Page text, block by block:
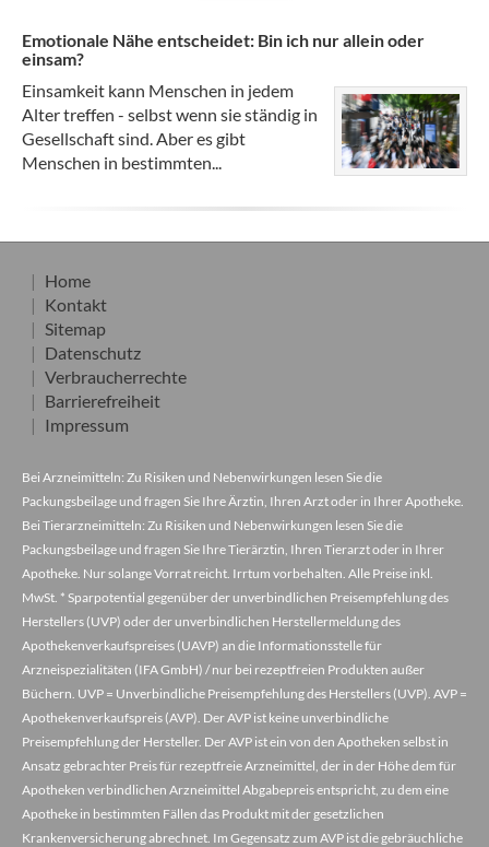
Emotionale Nähe entscheidet: Bin ich nur allein oder
einsam?
Einsamkeit kann Menschen in jedem
Alter treffen - selbst wenn sie ständig in
Gesellschaft sind. Aber es gibt
Menschen in bestimmten...
Home
Kontakt
Sitemap
Datenschutz
Verbraucherrechte
Barrierefreiheit
Impressum
Bei Arzneimitteln: Zu Risiken und Nebenwirkungen lesen Sie die
Packungsbeilage und fragen Sie Ihre Ärztin, Ihren Arzt oder in Ihrer Apotheke.
Bei Tierarzneimitteln: Zu Risiken und Nebenwirkungen lesen Sie die
Packungsbeilage und fragen Sie Ihre Tierärztin, Ihren Tierarzt oder in Ihrer
Apotheke. Nur solange Vorrat reicht. Irrtum vorbehalten. Alle Preise inkl.
MwSt. * Sparpotential gegenüber der unverbindlichen Preisempfehlung des
Herstellers (UVP) oder der unverbindlichen Herstellermeldung des
Apothekenverkaufspreises (UAVP) an die Informationsstelle für
Arzneispezialitäten (IFA GmbH) / nur bei rezeptfreien Produkten außer
Büchern. UVP = Unverbindliche Preisempfehlung des Herstellers (UVP). AVP =
Apothekenverkaufspreis (AVP). Der AVP ist keine unverbindliche
Preisempfehlung der Hersteller. Der AVP ist ein von den Apotheken selbst in
Ansatz gebrachter Preis für rezeptfreie Arzneimittel, der in der Höhe dem für
Apotheken verbindlichen Arzneimittel Abgabepreis entspricht, zu dem eine
Apotheke in bestimmten Fällen das Produkt mit der gesetzlichen
Krankenversicherung abrechnet. Im Gegensatz zum AVP ist die gebräuchliche